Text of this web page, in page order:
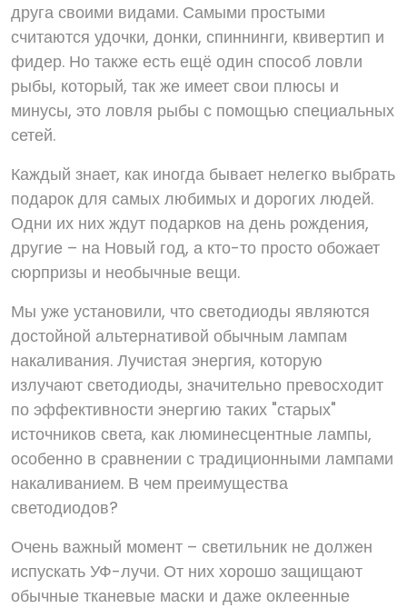
друга своими видами. Самыми простыми
считаются удочки, донки, спиннинги, квивертип и
фидер. Но также есть ещё один способ ловли
рыбы, который, так же имеет свои плюсы и
минусы, это ловля рыбы с помощью специальных
сетей.
Каждый знает, как иногда бывает нелегко выбрать
подарок для самых любимых и дорогих людей.
Одни их них ждут подарков на день рождения,
другие – на Новый год, а кто-то просто обожает
сюрпризы и необычные вещи.
Мы уже установили, что светодиоды являются
достойной альтернативой обычным лампам
накаливания. Лучистая энергия, которую
излучают светодиоды, значительно превосходит
по эффективности энергию таких "старых"
источников света, как люминесцентные лампы,
особенно в сравнении с традиционными лампами
накаливанием. В чем преимущества
светодиодов?
Очень важный момент – светильник не должен
испускать УФ-лучи. От них хорошо защищают
обычные тканевые маски и даже оклеенные